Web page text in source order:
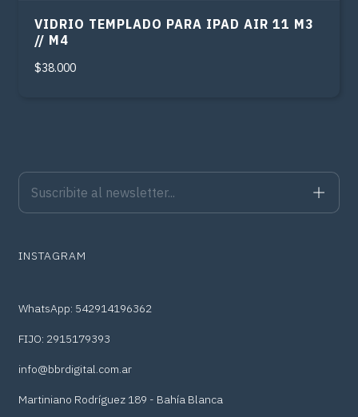
VIDRIO TEMPLADO PARA IPAD AIR 11 M3
// M4
$38.000
INSTAGRAM
WhatsApp: 542914196362
FIJO: 2915179393
info@bbrdigital.com.ar
Martiniano Rodríguez 189 - Bahía Blanca